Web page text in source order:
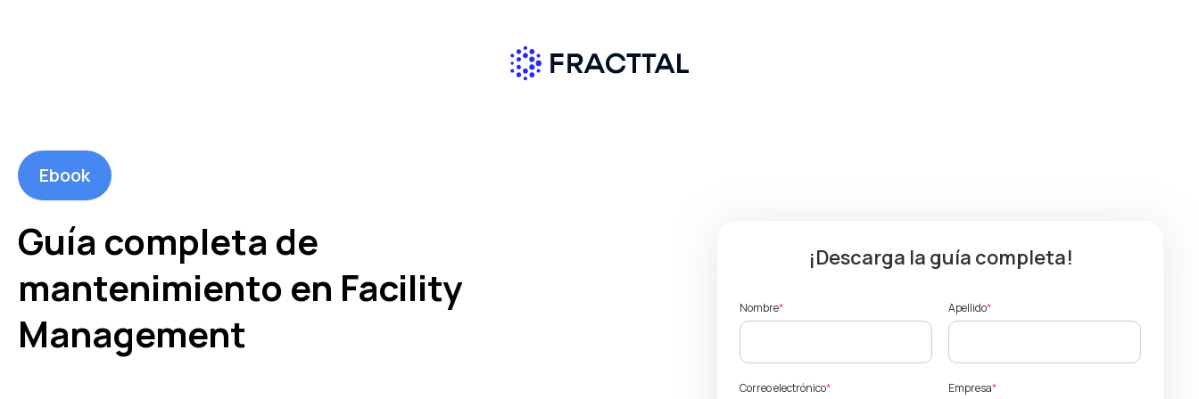
Ebook
Guía completa de
mantenimiento en Facility
Management
¡Descarga la guía completa!
Nombre* Apellido*
Correo electrónico* Empresa*